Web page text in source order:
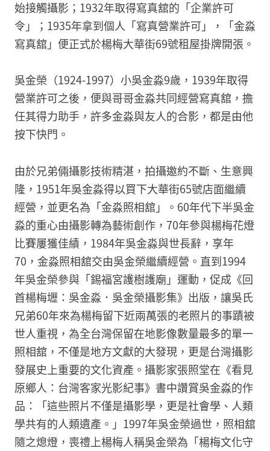
始接觸攝影；1932年取得寫真舘的「企業許可
令」；1935年拿到個人「寫真營業許可」，「金淼
寫真舘」便正式於楊梅大華街69號租屋掛牌開張。
吳金榮（1924-1997）小吳金淼9歲，1939年取得
營業許可之後，便與哥哥金淼共同經營寫真舘，擔
任其得力助手，許多金淼與友人的合影，都是由他
按下快門。
由於兄弟倆攝影技術精湛，拍攝邀約不斷、生意興
隆，1951年吳金淼得以買下大華街65號店面繼續
經營，並更名為「金淼照相舘」。60年代下半吳金
淼的重心由攝影轉為藝術創作，70年參與楊梅花燈
比賽屢獲佳績，1984年吳金淼與世長辭，享年
70，金淼照相舘交由吳金榮繼續經營。直到1994
年吳金榮參與「錫福宮護樹護廟」運動，促成《回
首楊梅壢：吳金淼．吳金榮攝影集》出版，讓吳氏
兄弟60年來為楊梅留下近兩萬張的老照片的事蹟被
世人重視，為全台灣保留在地影像數量最多的單一
照相舘，不僅是地方文獻的大發現，更是台灣攝影
發展史上重要的文化資產。攝影家張照堂在《看見
原鄉人：台灣客家光影紀事》書中讚賞吳金淼的作
品：「這些照片不僅是攝影學，更是社會學、人類
學共有的人類遺產。」1997年吳金榮過世，照相舘
隨之熄燈，喪禮上楊梅人稱吳金榮為「楊梅文化守